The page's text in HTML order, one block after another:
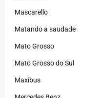
Mascarello
Matando a saudade
Mato Grosso
Mato Grosso do Sul
Maxibus